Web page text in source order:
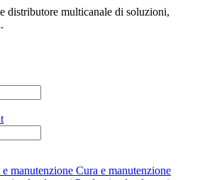
distributore multicanale di soluzioni,
Cura e manutenzione